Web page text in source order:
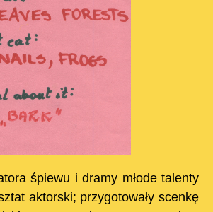
śpiewu i dramy młode talenty
aktorski; przygotowały scenkę